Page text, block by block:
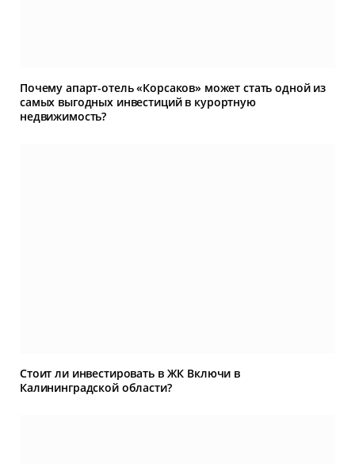
Почему апарт-отель «Корсаков» может стать одной из
самых выгодных инвестиций в курортную
недвижимость?
Стоит ли инвестировать в ЖК Включи в
Калининградской области?